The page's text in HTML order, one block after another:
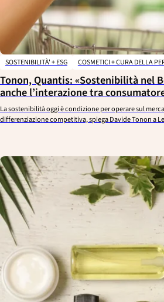
SOSTENIBILITÀ' + ESG COSMETICI + CURA DELLA
Tonon, Quantis: «Sostenibilità nel
anche l’interazione tra
La sostenibilità oggi è condizione per operare sul
differenziazione competitiva, spiega Davide Tonon a